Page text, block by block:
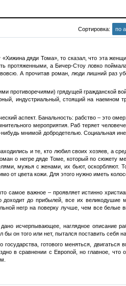
Сортировка: по
дяди Тома», то сказал, что эта
протяженными, а Бичер-Стоу ловко
А прочитав роман, люди лишний раз
противоречиями) грядущей гражданской
индустриальный, стоящий на наемном
аспект. Банальность: рабство – это
мероприятия. Раб теряет
мнимой добродетелью. Социальная
и те, кто любил своих хозяев, а
о негре дяде Томе, который по сюжету
мужья с женами, их бьют, оскорбляют.
от цвета кожи. Для этого нужно иметь
самое важное – проявляет истинно
до прибылей, все их великодушие
негр на поверку лучше, чем все
исчерпывающее, наглядное описание
он того или нет, пытался поставить себя
готового меняться,
в сравнении с Европой, но главное, что